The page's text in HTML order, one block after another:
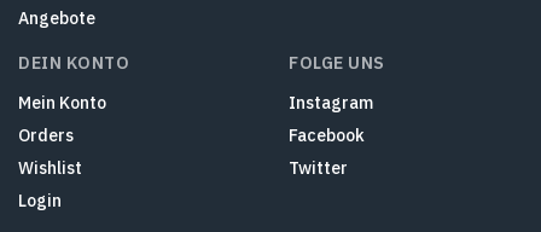
Angebote
DEIN KONTO
Mein Konto
Orders
Wishlist
Login
FOLGE UNS
Instagram
Facebook
Twitter